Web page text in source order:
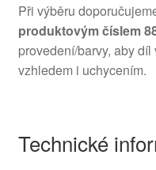
Při výběru
produktovým číslem
provedení/barvy, aby
vzhledem i uchycením.
Technické